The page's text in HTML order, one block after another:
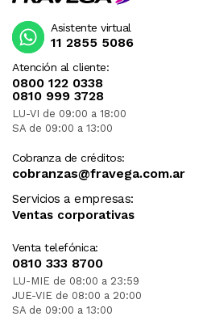
Atención al cliente:
0800 122 0338
0810 999 3728
LU-VI de 09:00 a 18:00
SA de 09:00 a 13:00
Cobranza de créditos:
cobranzas@fravega.com.ar
Servicios a empresas:
Ventas corporativas
Venta telefónica:
0810 333 8700
LU-MIE de 08:00 a 23:59
JUE-VIE de 08:00 a 20:00
SA de 09:00 a 13:00
Asistente virtual
11 2855 5086